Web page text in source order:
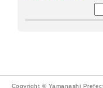
Copyright © Yamanashi